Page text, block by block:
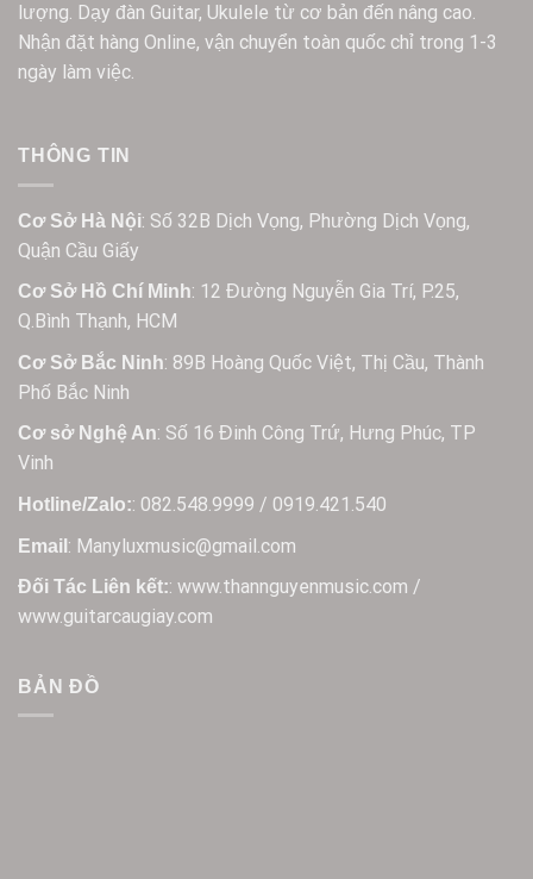
lượng. Dạy đàn Guitar, Ukulele từ cơ bản đến nâng cao.
Nhận đặt hàng Online, vận chuyển toàn quốc chỉ trong 1-3
ngày làm việc.
THÔNG TIN
Cơ Sở Hà Nội: Số 32B Dịch Vọng, Phường Dịch Vọng,
Quận Cầu Giấy
Cơ Sở Hồ Chí Minh: 12 Đường Nguyễn Gia Trí, P.25,
Q.Bình Thạnh, HCM
Cơ Sở Bắc Ninh: 89B Hoàng Quốc Việt, Thị Cầu, Thành
Phố Bắc Ninh
Cơ sở Nghệ An: Số 16 Đinh Công Trứ, Hưng Phúc, TP
Vinh
Hotline/Zalo:: 082.548.9999 / 0919.421.540
Email : Manyluxmusic@gmail.com
Đối Tác Liên kết:: www.thannguyenmusic.com /
www.guitarcaugiay.com
BẢN ĐỒ